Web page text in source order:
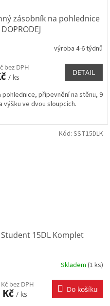
zásobník na pohlednice
výroba 4-6 týdnů
bez DPH
/ ks
DETAIL
pohlednice, připevnění na stěnu, 9
výšku ve dvou sloupcích.
15DL Komplet
Skladem (1 ks)
bez DPH
Kč / ks
Do košíku
Kód: SST15DLK